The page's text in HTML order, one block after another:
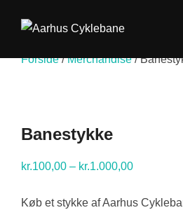
Forside/Merchandise/
Banestykke
kr.100,00 – kr.1.000,00
til
Køb et stykke af Aarhus